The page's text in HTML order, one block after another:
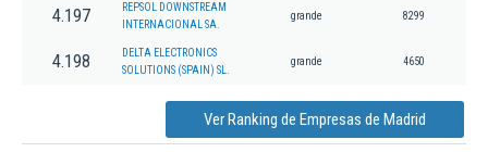
4.197
REPSOL DOWNSTREAM
INTERNACIONAL SA.
grande 8299
4.198
DELTA ELECTRONICS
SOLUTIONS (SPAIN) SL.
grande 4650
Ver Ranking de Empresas de Madrid